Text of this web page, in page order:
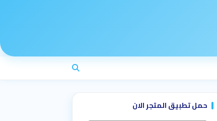
حمل تطبيق المتجر الان